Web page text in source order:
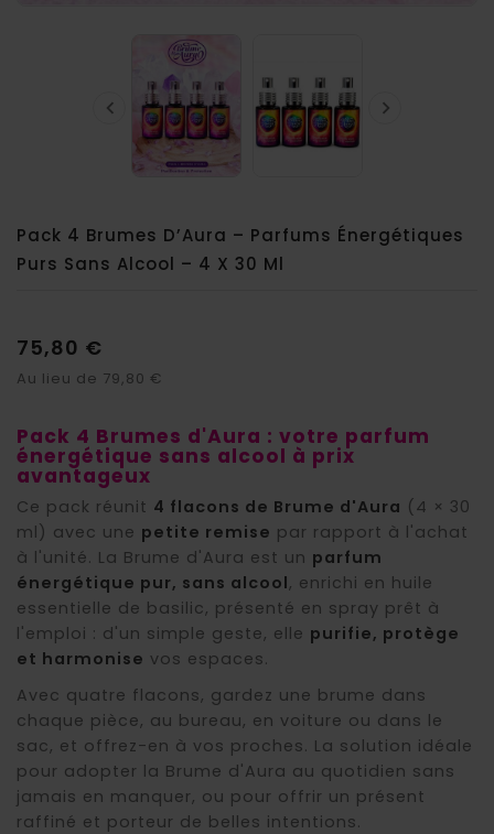
 
Pack 4 Brumes D’Aura – Parfums Énergétiques
Purs Sans Alcool – 4 X 30 Ml
75,80 €
Au lieu de 79,80 €
Pack 4 Brumes d'Aura : votre parfum
énergétique sans alcool à prix
avantageux
Ce pack réunit 4 flacons de Brume d'Aura (4 × 30
ml) avec une petite remise par rapport à l'achat
à l'unité. La Brume d'Aura est un parfum
énergétique pur, sans alcool, enrichi en huile
essentielle de basilic, présenté en spray prêt à
l'emploi : d'un simple geste, elle purifie, protège
et harmonise vos espaces.
Avec quatre flacons, gardez une brume dans
chaque pièce, au bureau, en voiture ou dans le
sac, et offrez-en à vos proches. La solution idéale
pour adopter la Brume d'Aura au quotidien sans
jamais en manquer, ou pour offrir un présent
raffiné et porteur de belles intentions.